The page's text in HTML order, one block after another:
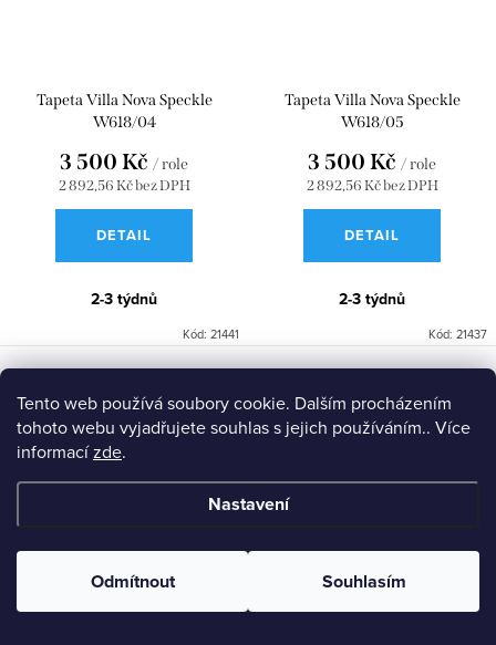
Tento web používá soubory cookie. Dalším procházením
tohoto webu vyjadřujete souhlas s jejich používáním.. Více
informacízde.
Nastavení
Odmítnout Souhlasím
Tapeta Villa Nova Speckle
W618/04
2 892,56 Kč bez DPH
3 500 Kč / role
DETAIL
2-3 týdnů
Kód: 21441
Tapeta Villa Nova Speckle
W618/05
2 892,56 Kč bez DPH
3 500 Kč / role
DETAIL
2-3 týdnů
Kód: 21437